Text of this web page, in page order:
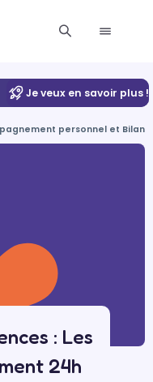
Je veux en savoir plus !
personnel et Bilan
: Les
24h